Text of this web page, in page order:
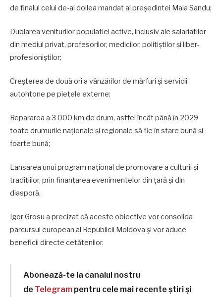
de finalul celui de-al doilea mandat al președintei Maia Sandu;
Dublarea veniturilor populației active, inclusiv ale salariaților
din mediul privat, profesorilor, medicilor, polițiștilor și liber-
profesioniștilor;
Creșterea de două ori a vânzărilor de mărfuri și servicii
autohtone pe piețele externe;
Repararea a 3 000 km de drum, astfel încât până în 2029
toate drumurile naționale și regionale să fie în stare bună și
foarte bună;
Lansarea unui program național de promovare a culturii și
tradițiilor, prin finanțarea evenimentelor din țară și din
diasporă.
Igor Grosu a precizat că aceste obiective vor consolida
parcursul european al Republicii Moldova și vor aduce
beneficii directe cetățenilor.
Abonează-te la canalul nostru
de Telegram pentru cele mai recente știri și